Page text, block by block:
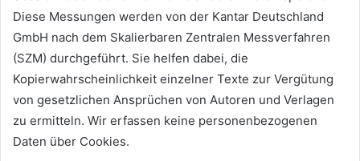
Diese Messungen werden von der Kantar Deutschland
GmbH nach dem Skalierbaren Zentralen Messverfahren
(SZM) durchgeführt. Sie helfen dabei, die
Kopierwahrscheinlichkeit einzelner Texte zur Vergütung
von gesetzlichen Ansprüchen von Autoren und Verlagen
zu ermitteln. Wir erfassen keine personenbezogenen
Daten über Cookies.